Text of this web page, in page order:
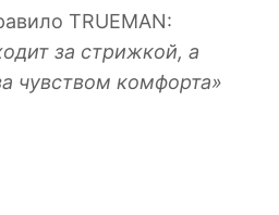
TRUEMAN:
за стрижкой, а
чувством комфорта»